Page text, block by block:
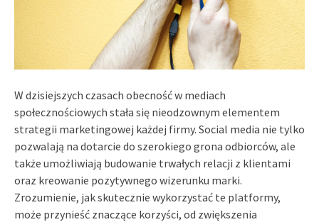
W dzisiejszych czasach obecność w mediach
społecznościowych stała się nieodzownym elementem
strategii marketingowej każdej firmy. Social media nie tylko
pozwalają na dotarcie do szerokiego grona odbiorców, ale
także umożliwiają budowanie trwałych relacji z klientami
oraz kreowanie pozytywnego wizerunku marki.
Zrozumienie, jak skutecznie wykorzystać te platformy,
może przynieść znaczące korzyści, od zwiększenia